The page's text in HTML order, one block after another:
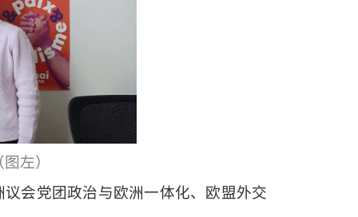
左）
会党团政治与欧洲一体化、欧盟外交